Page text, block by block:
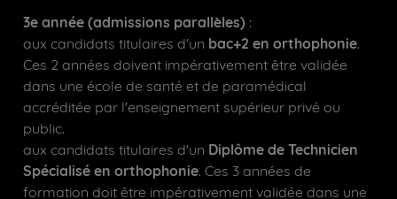
3e année (admissions parallèles) :
aux candidats titulaires d'un bac+2 en orthophonie.
Ces 2 années doivent impérativement être validée
dans une école de santé et de paramédical
accréditée par l'enseignement supérieur privé ou
public.
aux candidats titulaires d'un Diplôme de Technicien
Spécialisé en orthophonie. Ces 3 années de
formation doit être impérativement validée dans une